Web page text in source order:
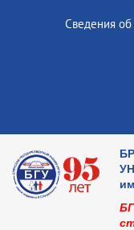
Сведения об